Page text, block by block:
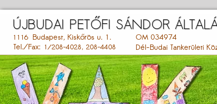
tartalomra